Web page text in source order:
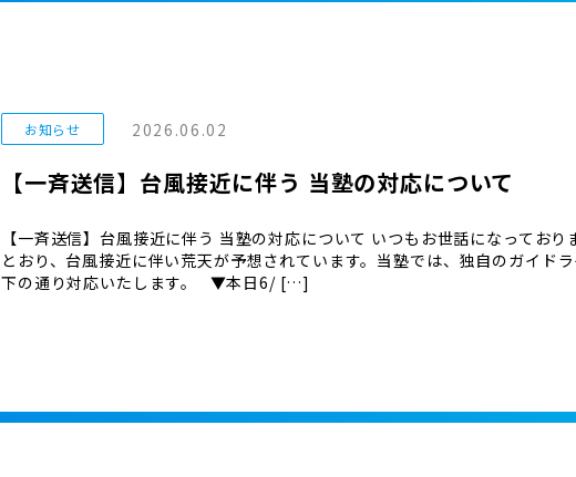
お知らせ 2026.06.02
【一斉送信】台風接近に伴う 当塾の対応について
【一斉送信】台風接近に伴う 当塾の対応について いつもお世話になっており
とおり、台風接近に伴い荒天が予想されています。当塾では、独自のガイド
下の通り対応いたします。 ▼本日6/ […]